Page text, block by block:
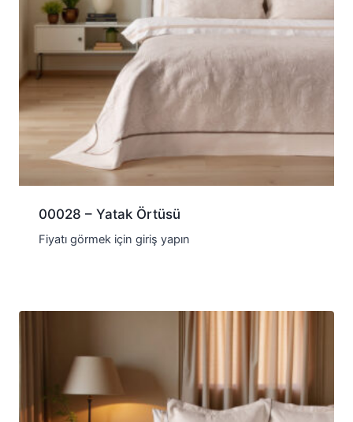
00028 – Yatak Örtüsü
Fiyatı görmek için giriş yapın